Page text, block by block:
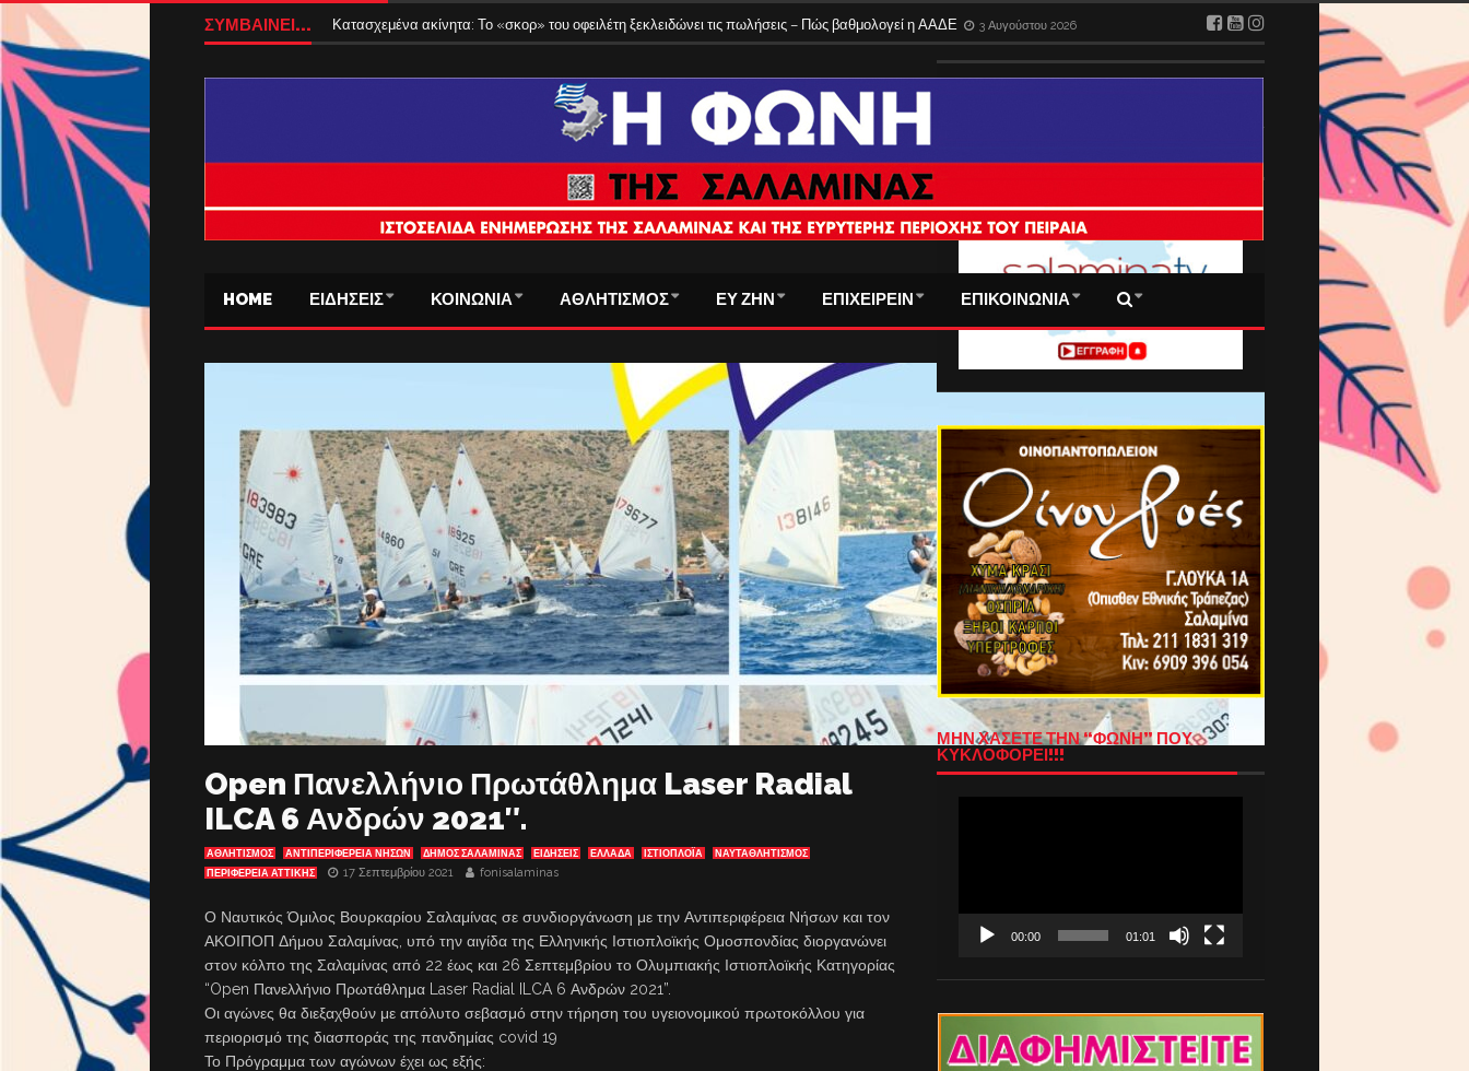
ΣΥΜΒΑΙΝΕΙ... Κατασχεμένα ακίνητα: Το «σκορ» του οφειλέτη ξεκλειδώνει τις πωλήσεις – Πώς βαθμολογεί η ΑΑΔΕ 3 Αυγούστου 2026
HOME ΕΙΔΗΣΕΙΣ ΚΟΙΝΩΝΙΑ ΑΘΛΗΤΙΣΜΟΣ ΕΥ ΖΗΝ ΕΠΙΧΕΙΡΕΙΝ ΕΠΙΚΟΙΝΩΝΙΑ
Open Πανελλήνιο Πρωτάθλημα Laser Radial
ILCA 6 Ανδρών 2021″.
ΑΘΛΗΤΙΣΜΟΣ ΑΝΤΙΠΕΡΙΦΈΡΕΙΑ ΝΉΣΩΝ ΔΗΜΟΣ ΣΑΛΑΜΙΝΑΣ ΕΙΔΗΣΕΙΣ ΕΛΛΑΔΑ ΙΣΤΙΟΠΛΟΪ́Α
ΝΑΥΤΑΘΛΗΤΙΣΜΟΣ
ΠΕΡΙΦΕΡΕΙΑ ΑΤΤΙΚΗΣ
17 Σεπτεμβρίου 2021 fonisalaminas
Ο Ναυτικός Όμιλος Βουρκαρίου Σαλαμίνας σε συνδιοργάνωση με την Αντιπεριφέρεια Νήσων και τον
ΑΚΟΙΠΟΠ Δήμου Σαλαμίνας, υπό την αιγίδα της Ελληνικής Ιστιοπλοϊκής Ομοσπονδίας διοργανώνει
στον κόλπο της Σαλαμίνας από 22 έως και 26 Σεπτεμβρίου το Ολυμπιακής Ιστιοπλοϊκής Κατηγορίας
“Open Πανελλήνιο Πρωτάθλημα Laser Radial ILCA 6 Ανδρών 2021”.
Οι αγώνες θα διεξαχθούν με απόλυτο σεβασμό στην τήρηση του υγειονομικού πρωτοκόλλου για
περιορισμό της διασποράς της πανδημίας covid 19
Το Πρόγραμμα των αγώνων έχει ως εξής:
ΜΗΝ ΧΑΣΕΤΕ ΤΗΝ “ΦΩΝΗ” ΠΟΥ
ΚΥΚΛΟΦΟΡΕΙ!!!
00:00 01:01